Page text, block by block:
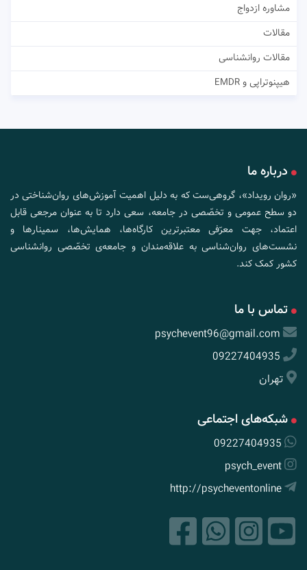
مشاوره ازدواج
مقالات
مقالات روانشناسی
هیپنوتراپی و EMDR
درباره ما
«روان رویداد»، گروهی‌ست که به دلیل اهمیت آموزش‌های روان‌شناختی در
دو سطح عمومی و تخصّصی در جامعه، سعی دارد تا به عنوان مرجعی قابل
اعتماد، جهت معرّفی معتبرترین کارگاه‌ها، همایش‌ها، سمینارها و
نشست‌های روان‌شناسی به علاقه‌مندان و جامعه‌ی تخصّصی روانشناسی
کشور کمک کند.
تماس با ما
psychevent96@gmail.com
09227404935
تهران
شبکه‌های اجتماعی
09227404935
psych_event
http://psycheventonline